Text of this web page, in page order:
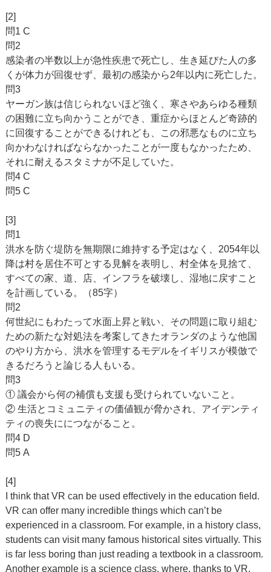
[2]
問1 C
問2
感染者の半数以上が急性疾患で死亡し、生き延びた人の多
くが体力が回復せず、最初の感染から2年以内に死亡した。
問3
ヤーガン族は信じられないほど強く、寒さやあらゆる種類
の困難に立ち向かうことができ、重症からほとんど奇跡的
に回復することができるけれども、この邪悪なものに立ち
向かわなければならなかったことが一度もなかったため、
それに耐えるスタミナが不足していた。
問4 C
問5 C
[3]
問1
洪水を防ぐ堤防を無期限に維持する予定はなく、2054年以
降は村を居住不可とする見解を表明し、村全体を見捨て、
すべての家、道、店、インフラを破壊し、湿地に戻すこと
を計画している。（85字）
問2
何世紀にもわたって水面上昇と戦い、その問題に取り組む
ための新たな対処法を考案してきたオランダのような他国
のやり方から、洪水を管理するモデルをイギリスが模倣で
きるだろうと論じる人もいる。
問3
① 議会から何の補償も支援も受けられていないこと。
② 生活とコミュニティの価値観が脅かされ、アイデンティ
ティの喪失ににつながること。
問4 D
問5 A
[4]
I think that VR can be used effectively in the education field.
VR can offer many incredible things which can’t be
experienced in a classroom. For example, in a history class,
students can visit many famous historical sites virtually. This
is far less boring than just reading a textbook in a classroom.
Another example is a science class, where, thanks to VR,